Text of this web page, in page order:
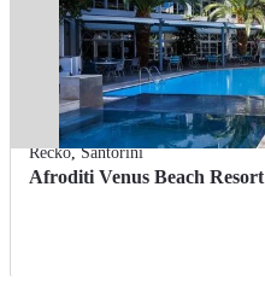
Řecko,Santorini
Afroditi Venus Beach Resort